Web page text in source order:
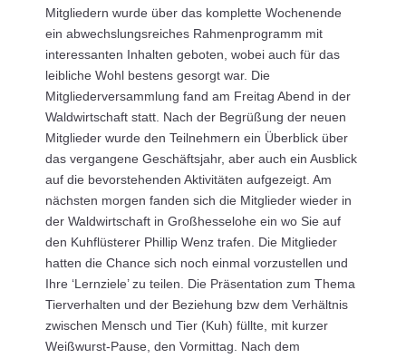
Mitgliedern wurde über das komplette Wochenende
ein abwechslungsreiches Rahmenprogramm mit
interessanten Inhalten geboten, wobei auch für das
leibliche Wohl bestens gesorgt war. Die
Mitgliederversammlung fand am Freitag Abend in der
Waldwirtschaft statt. Nach der Begrüßung der neuen
Mitglieder wurde den Teilnehmern ein Überblick über
das vergangene Geschäftsjahr, aber auch ein Ausblick
auf die bevorstehenden Aktivitäten aufgezeigt. Am
nächsten morgen fanden sich die Mitglieder wieder in
der Waldwirtschaft in Großhesselohe ein wo Sie auf
den Kuhflüsterer Phillip Wenz trafen. Die Mitglieder
hatten die Chance sich noch einmal vorzustellen und
Ihre ‘Lernziele’ zu teilen. Die Präsentation zum Thema
Tierverhalten und der Beziehung bzw dem Verhältnis
zwischen Mensch und Tier (Kuh) füllte, mit kurzer
Weißwurst-Pause, den Vormittag. Nach dem